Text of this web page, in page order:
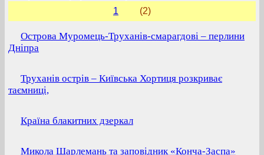
1 (2)
Острова Муромець-Труханів-смарагдові – перлини
Дніпра
Труханів острів – Київська Хортиця розкриває
таємниці,
Країна блакитних дзеркал
Микола Шарлемань та заповідник «Конча-Заспа»